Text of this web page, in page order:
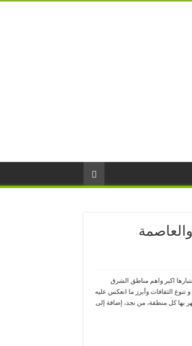
اكبر واهم مناطق الشرق
الثقافات وأبرز ما انعكس عليه
بها كل منطقة، من نجد، إضافة إلى